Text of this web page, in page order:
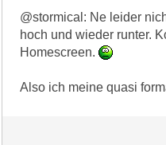
@stormical: Ne leider
hoch und wieder runter.
Homescreen.
Also ich meine quasi